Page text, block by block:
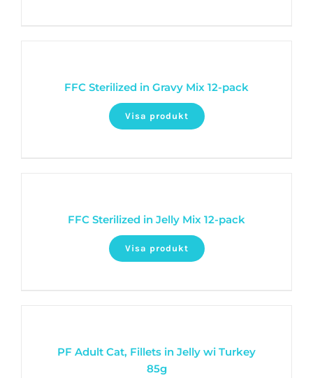
FFC Sterilized in Gravy Mix 12-pack
Visa produkt
FFC Sterilized in Jelly Mix 12-pack
Visa produkt
PF Adult Cat, Fillets in Jelly wi Turkey
85g